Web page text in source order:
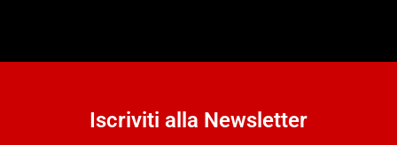
Iscriviti alla Newsletter